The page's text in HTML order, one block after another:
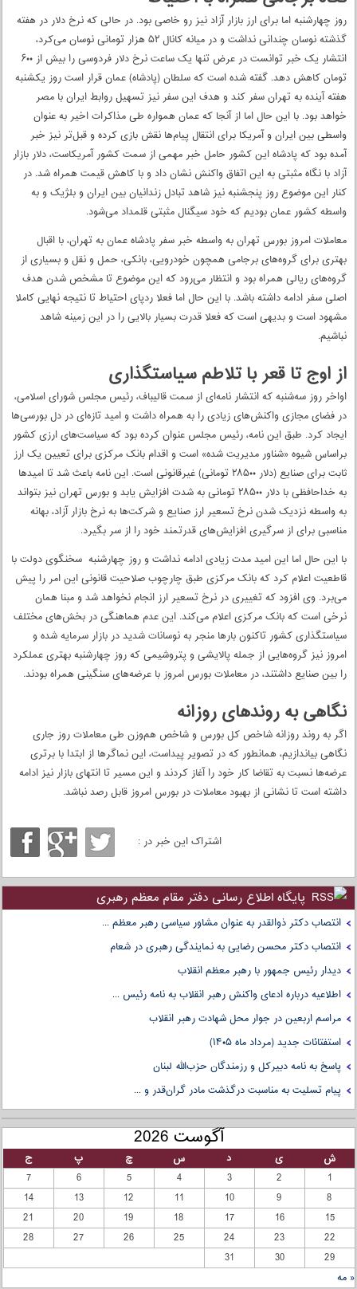
نگاه برجامی همراه با احتیاط
روز چهارشنبه اما برای ارز بازار آزاد نیز رو خاصی بود. در حالی که نرخ دلار در هفته
گذشته نوسان چندانی نداشت و در میانه کانال ۵۲ هزار تومانی نوسان می‌کرد،
انتشار یک خبر توانست در عرض تنها یک ساعت نرخ دلار فردوسی را بیش از ۶۰۰
تومان کاهش دهد. گفته شده است که سلطان (پادشاه) عمان قرار است روز یکشنبه
هفته آینده به تهران سفر کند و هدف این سفر نیز تسهیل روابط ایران با مصر
خواهد بود. با این حال اما از آنجا که عمان همواره طی مذاکرات اخیر به عنوان
واسطی بین ایران و آمریکا برای انتقال پیام‌ها نقش بازی کرده و قبل‌تر نیز خبر
آمده بود که پادشاه این کشور حامل خبر مهمی از سمت کشور آمریکاست، دلار بازار
آزاد با نگاه مثبتی به این اتفاق واکنش نشان داد و با کاهش قیمت همراه شد. در
کنار این موضوع روز پنجشنبه نیز شاهد تبادل زندانیان بین ایران و بلژیک و به
واسطه کشور عمان بودیم که خود سیگنال مثبتی قلمداد می‌شود.
معاملات امروز بورس تهران به واسطه خبر سفر پادشاه عمان به تهران، با اقبال
بهتری برای گروه‌های برجامی همچون خودرویی، بانکی، حمل و نقل و بسیاری از
گروه‌های ریالی همراه بود و انتظار می‌رود که این موضوع تا مشخص شدن هدف
اصلی سفر ادامه داشته باشد. با این حال اما فعلا ردپای احتیاط تا نتیجه نهایی کاملا
مشهود است و بدیهی است که فعلا قدرت بسیار بالایی را در این زمینه شاهد
از اوج تا قعر با تلاطم سیاستگذاری
اواخر روز سه‌شنبه که انتشار نامه‌ای از سمت قالیباف، رئیس مجلس شورای اسلامی،
در فضای مجازی واکنش‌های زیادی را به همراه داشت و امید تازه‌ای در دل بورسی‌ها
ایجاد کرد. طبق این نامه، رئیس مجلس عنوان کرده بود که سیاست‌های ارزی کشور
براساس شیوه «شناور مدیریت شده» است و اقدام بانک مرکزی برای تعیین یک ارز
ثابت برای صنایع (دلار ۲۸۵۰۰ تومانی) غیرقانونی است. این نامه باعث شد تا امیدها
به خداحافظی با دلار ۲۸۵۰۰ تومانی به شدت افزایش یابد و بورس تهران نیز بتواند
به واسطه نزدیک شدن نرخ تسعیر ارز صنایع و شرکت‌ها به نرخ بازار آزاد، بهانه
مناسبی برای از سرگیری افزایش‌های قدرتمند خود را از سر بگیرد.
با این حال اما این امید مدت زیادی ادامه نداشت و روز چهارشنبه سخنگوی دولت با
قاطعیت اعلام کرد که بانک مرکزی طبق چارچوب صلاحیت قانونی این امر را پیش
می‌برد. وی افزود که تغییری در نرخ تسعیر ارز انجام نخواهد شد و مبنا همان
نرخی است که بانک مرکزی اعلام می‌کند. این عدم هماهنگی در بخش‌های مختلف
سیاستگذاری کشور تاکنون بارها منجر به نوسانات شدید در بازار سرمایه شده و
امروز نیز گروه‌هایی از جمله پالایشی و پتروشیمی که روز چهارشنبه بهتری عملکرد
نگاهی به روندهای روزانه
اگر به روند روزانه شاخص کل بورس و شاخص هم‌وزن طی معاملات روز جاری
نگاهی بیاندازیم، همانطور که در تصویر پیداست، این نماگرها از ابتدا با برتری
عرضه‌ها نسبت به تقاضا کار خود را آغاز کردند و این مسیر تا انتهای بازار نیز ادامه
پایگاه اطلاع رسانی دفتر مقام معظم رهبری
انتصاب دکتر ذوالقدر به عنوان مشاور سیاسی رهبر معظم ...
انتصاب دکتر محسن رضایی به نمایندگی رهبری در شعام
دیدار رئیس جمهور با رهبر معظم انقلاب
اطلاعیه درباره ادعای واکنش رهبر انقلاب به نامه رئیس ...
مراسم اربعین در جوار محل شهادت رهبر انقلاب
استفتائات جدید (مرداد ماه ۱۴۰۵)
پاسخ به نامه دبیرکل و رزمندگان حزب‌الله لبنان
پیام تسلیت به مناسبت درگذشت مادر گران‌قدر و ...
آگوست 2026
ش ی د س چ پ
ج
1
2
3
4
5
6
7
8
9
10
11
12
13
14
15
16
17
18
19
20
21
22
23
24